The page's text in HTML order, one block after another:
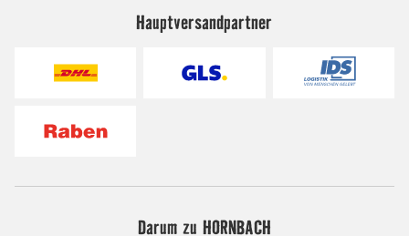
Hauptversandpartner
Darum zu HORNBACH